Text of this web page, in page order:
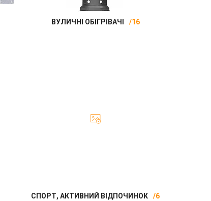
ВУЛИЧНІ ОБІГРІВАЧІ 16
СПОРТ, АКТИВНИЙ ВІДПОЧИНОК 6